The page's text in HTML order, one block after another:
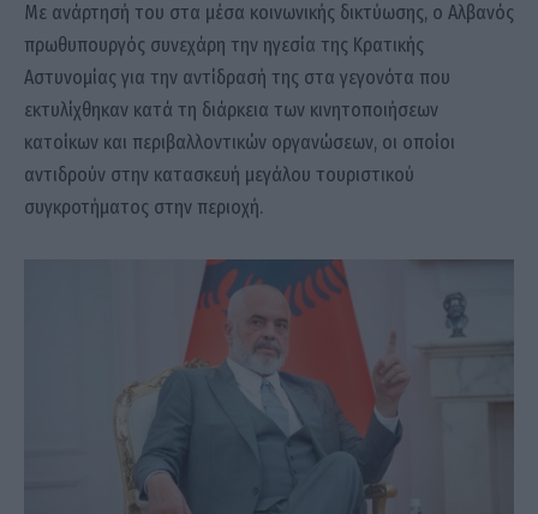
Με ανάρτησή του στα μέσα κοινωνικής δικτύωσης, ο Αλβανός
πρωθυπουργός συνεχάρη την ηγεσία της Κρατικής
Αστυνομίας για την αντίδρασή της στα γεγονότα που
εκτυλίχθηκαν κατά τη διάρκεια των κινητοποιήσεων
κατοίκων και περιβαλλοντικών οργανώσεων, οι οποίοι
αντιδρούν στην κατασκευή μεγάλου τουριστικού
συγκροτήματος στην περιοχή.